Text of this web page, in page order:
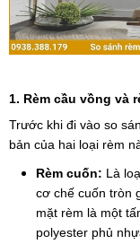
1. Rèm cầu vồng và
Trước khi đi vào so
bản của hai loại rèm
Rèm cuốn: Là
cơ chế cuốn tròn
mặt rèm là một
polyester phủ